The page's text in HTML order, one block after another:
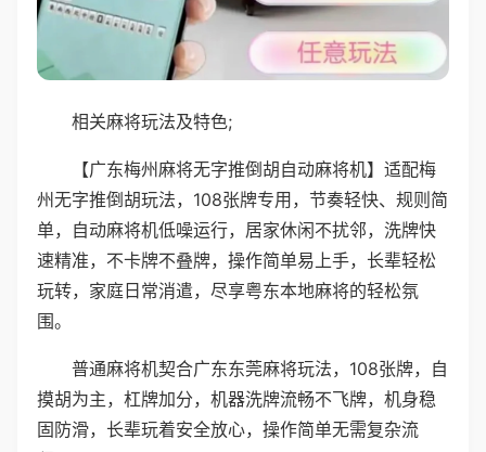
相关麻将玩法及特色;
【广东梅州麻将无字推倒胡自动麻将机】适配梅
州无字推倒胡玩法，108张牌专用，节奏轻快、规则简
单，自动麻将机低噪运行，居家休闲不扰邻，洗牌快
速精准，不卡牌不叠牌，操作简单易上手，长辈轻松
玩转，家庭日常消遣，尽享粤东本地麻将的轻松氛
围。
普通麻将机契合广东东莞麻将玩法，108张牌，自
摸胡为主，杠牌加分，机器洗牌流畅不飞牌，机身稳
固防滑，长辈玩着安全放心，操作简单无需复杂流